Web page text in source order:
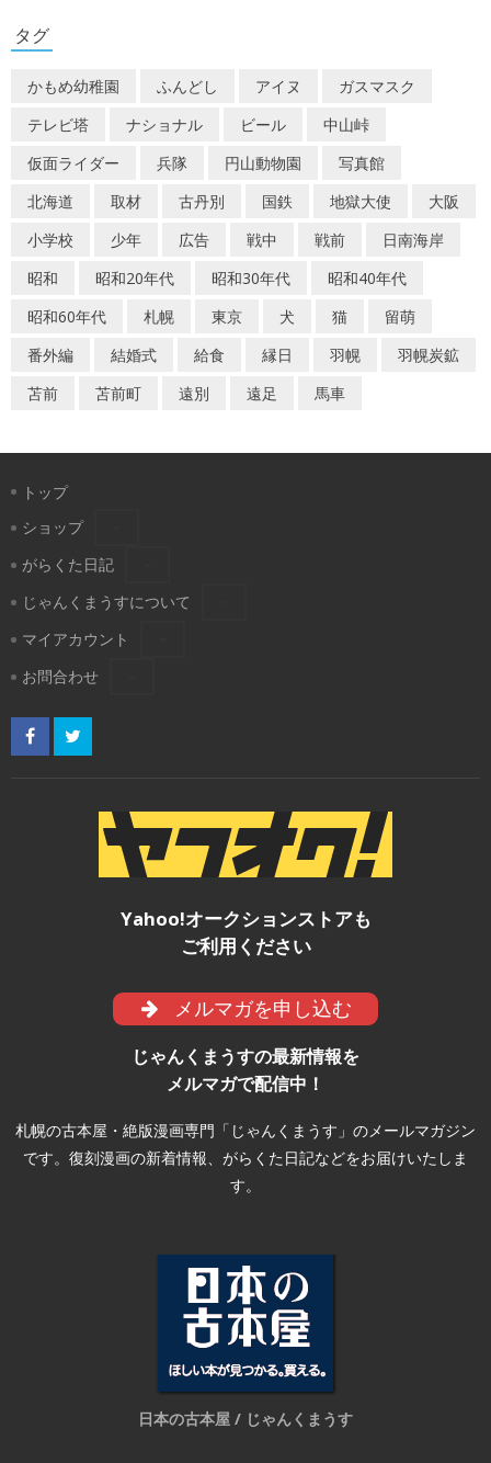
ー
シ
ョ
ン
タグ
かもめ幼稚園 ふんどし アイヌ
ガスマスク
テレビ塔
ナショナル ビール
中山峠
仮面ライダー
兵隊 円山動物園
写真館
北海道
取材 古丹別 国鉄 地獄大使
大阪
小学校
少年 広告 戦中 戦前
日南海岸
昭和
昭和20年代 昭和30年代
昭和40年代
昭和60年代
札幌 東京 犬 猫
留萌
番外編
結婚式 給食 縁日 羽幌
羽幌炭鉱
苫前
苫前町 遠別 遠足 馬車
トップ
ショップ
がらくた日記
じゃんくまうすについて
マイアカウント
お問合わせ
Yahoo!オークションストアも
ご利用ください
メルマガを申し込む
じゃんくまうすの最新情報を
メルマガで配信中！
札幌の古本屋・絶版漫画専門「じゃんくまうす」のメールマガジン
です。復刻漫画の新着情報、がらくた日記などをお届けいたしま
す。
日本の古本屋 / じゃんくまうす